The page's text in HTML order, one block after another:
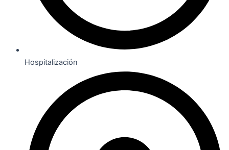
Hospitalización